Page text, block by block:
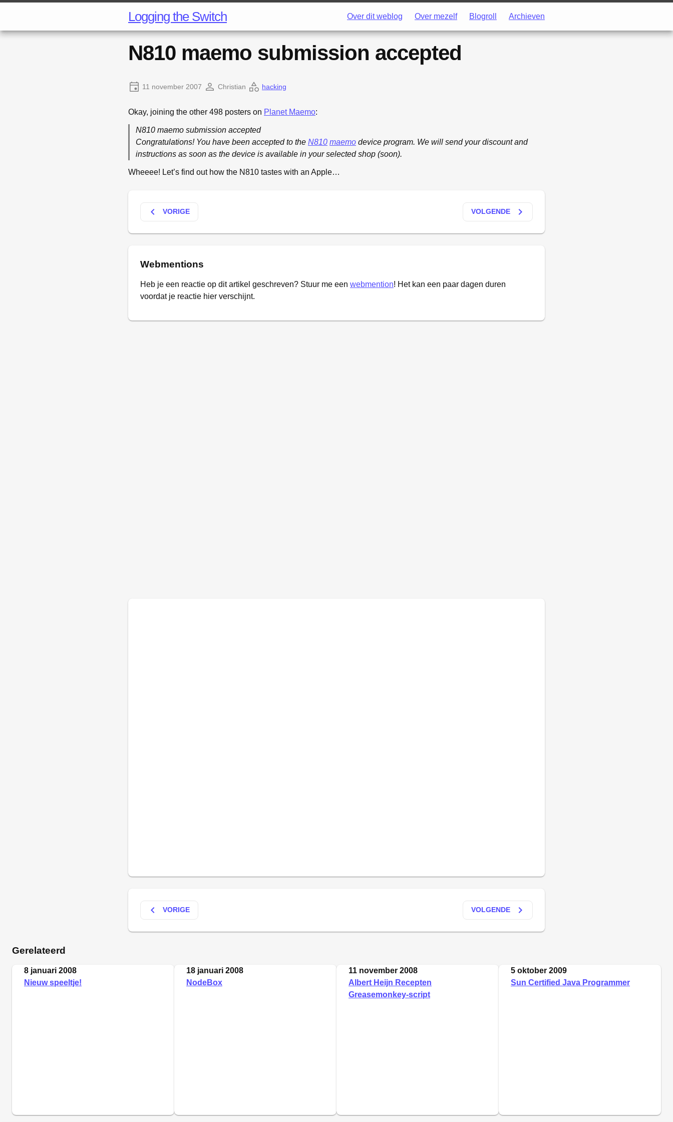
Logging the Switch Over dit weblog Over mezelf Blogroll Archieven
N810 maemo submission accepted
11 november 2007 Christian hacking
Okay, joining the other 498 posters on Planet Maemo:
N810 maemo submission accepted
Congratulations! You have been accepted to the N810 maemo device program. We will send your discount and
instructions as soon as the device is available in your selected shop (soon).
Wheeee! Let’s find out how the N810 tastes with an Apple…
keyboard_arrow_left VORIGE VOLGENDE keyboard_arrow_right
Webmentions
Heb je een reactie op dit artikel geschreven? Stuur me een webmention! Het kan een paar dagen duren
voordat je reactie hier verschijnt.
keyboard_arrow_left VORIGE VOLGENDE keyboard_arrow_right
Gerelateerd
8 januari 2008
Nieuw speeltje!
18 januari 2008
NodeBox
11 november 2008
Albert Heijn Recepten
Greasemonkey-script
5 oktober 2009
Sun Certified Java Programmer